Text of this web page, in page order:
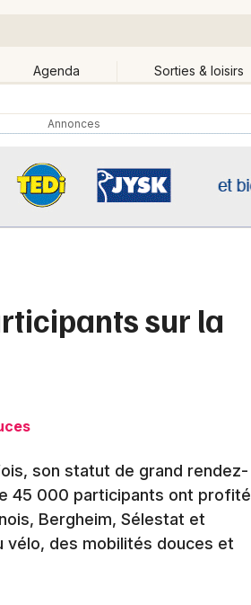
Agenda Sorties & loisirs
un événement
sur la
son statut de grand rendez-
45 000 participants ont profité
Bergheim, Sélestat et
vélo, des mobilités douces et
Quand ?
Aujourd'hui